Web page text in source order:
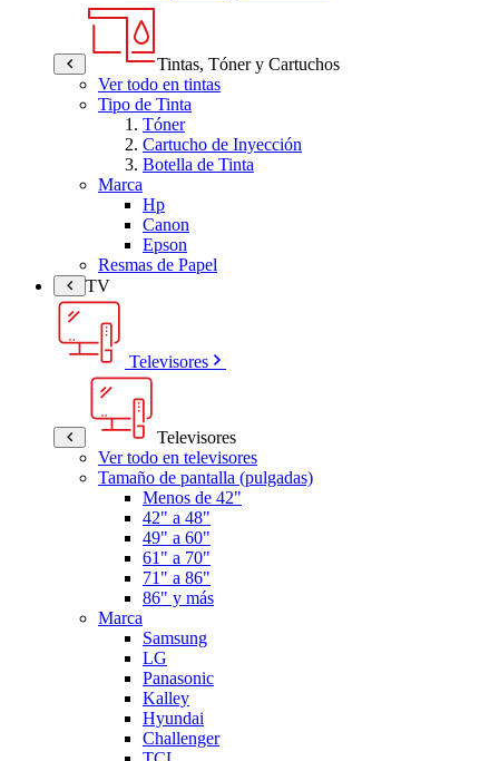
Tintas, Tóner y Cartuchos
Ver todo en tintas
Tipo de Tinta
Tóner
Cartucho de Inyección
Botella de Tinta
Marca
Hp
Canon
Epson
Resmas de Papel
TV
Televisores
Televisores
Ver todo en televisores
Tamaño de pantalla (pulgadas)
Menos de 42"
42" a 48"
49" a 60"
61" a 70"
71" a 86"
86" y más
Marca
Samsung
LG
Panasonic
Kalley
Hyundai
Challenger